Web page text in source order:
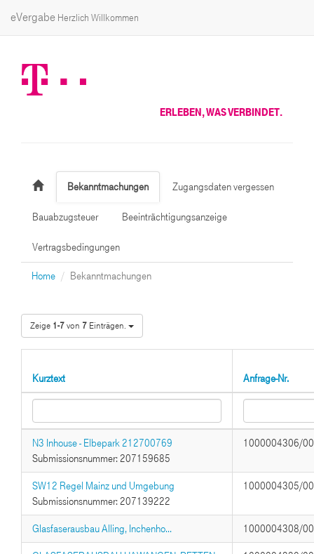
eVergabe Herzlich Willkommen
ERLEBEN, WAS VERBINDET.
Bekanntmachungen Zugangsdaten vergessen
Bauabzugsteuer Beeinträchtigungsanzeige
Vertragsbedingungen
Home Bekanntmachungen
Zeige 1-7von 7 Einträgen.
Kurztext Anfrage-Nr.
N3 Inhouse - Elbepark 212700769
Submissionsnummer: 207159685
1000004306/
SW12 Regel Mainz und Umgebung
Submissionsnummer: 207139222
1000004305/
Glasfaserausbau Alling, Inchenho... 1000004308/